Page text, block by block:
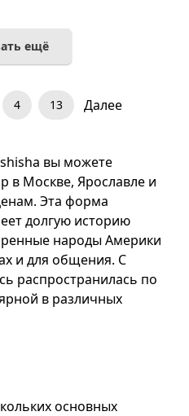
ещё
4 13 Далее
вы можете
в Москве, Ярославле и
Эта форма
долгую историю
народы Америки
и для общения. С
распространилась по
в различных
основных